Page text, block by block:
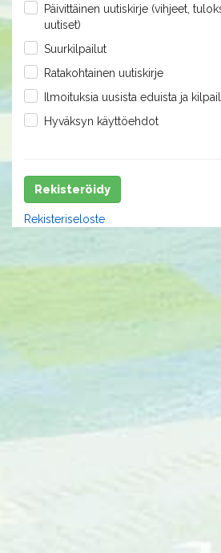
Päivittäinen uutiskirje (vihjeet,
uutiset)
Suurkilpailut
Ratakohtainen uutiskirje
Ilmoituksia uusista eduista ja
Hyväksyn käyttöehdot
Rekisteröidy
Rekisteriseloste